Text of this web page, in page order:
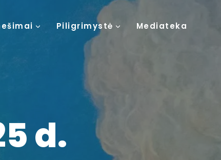
Piligrimystė Mediateka
d.